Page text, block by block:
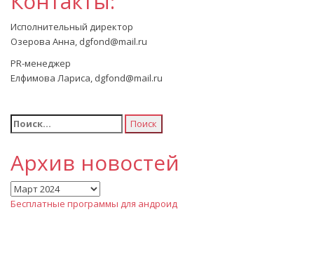
Исполнительный директор
Озерова Анна, dgfond@mail.ru
PR-менеджер
Елфимова Лариса, dgfond@mail.ru
Найти:
Архив новостей
Архив
новостей
Бесплатные программы для андроид